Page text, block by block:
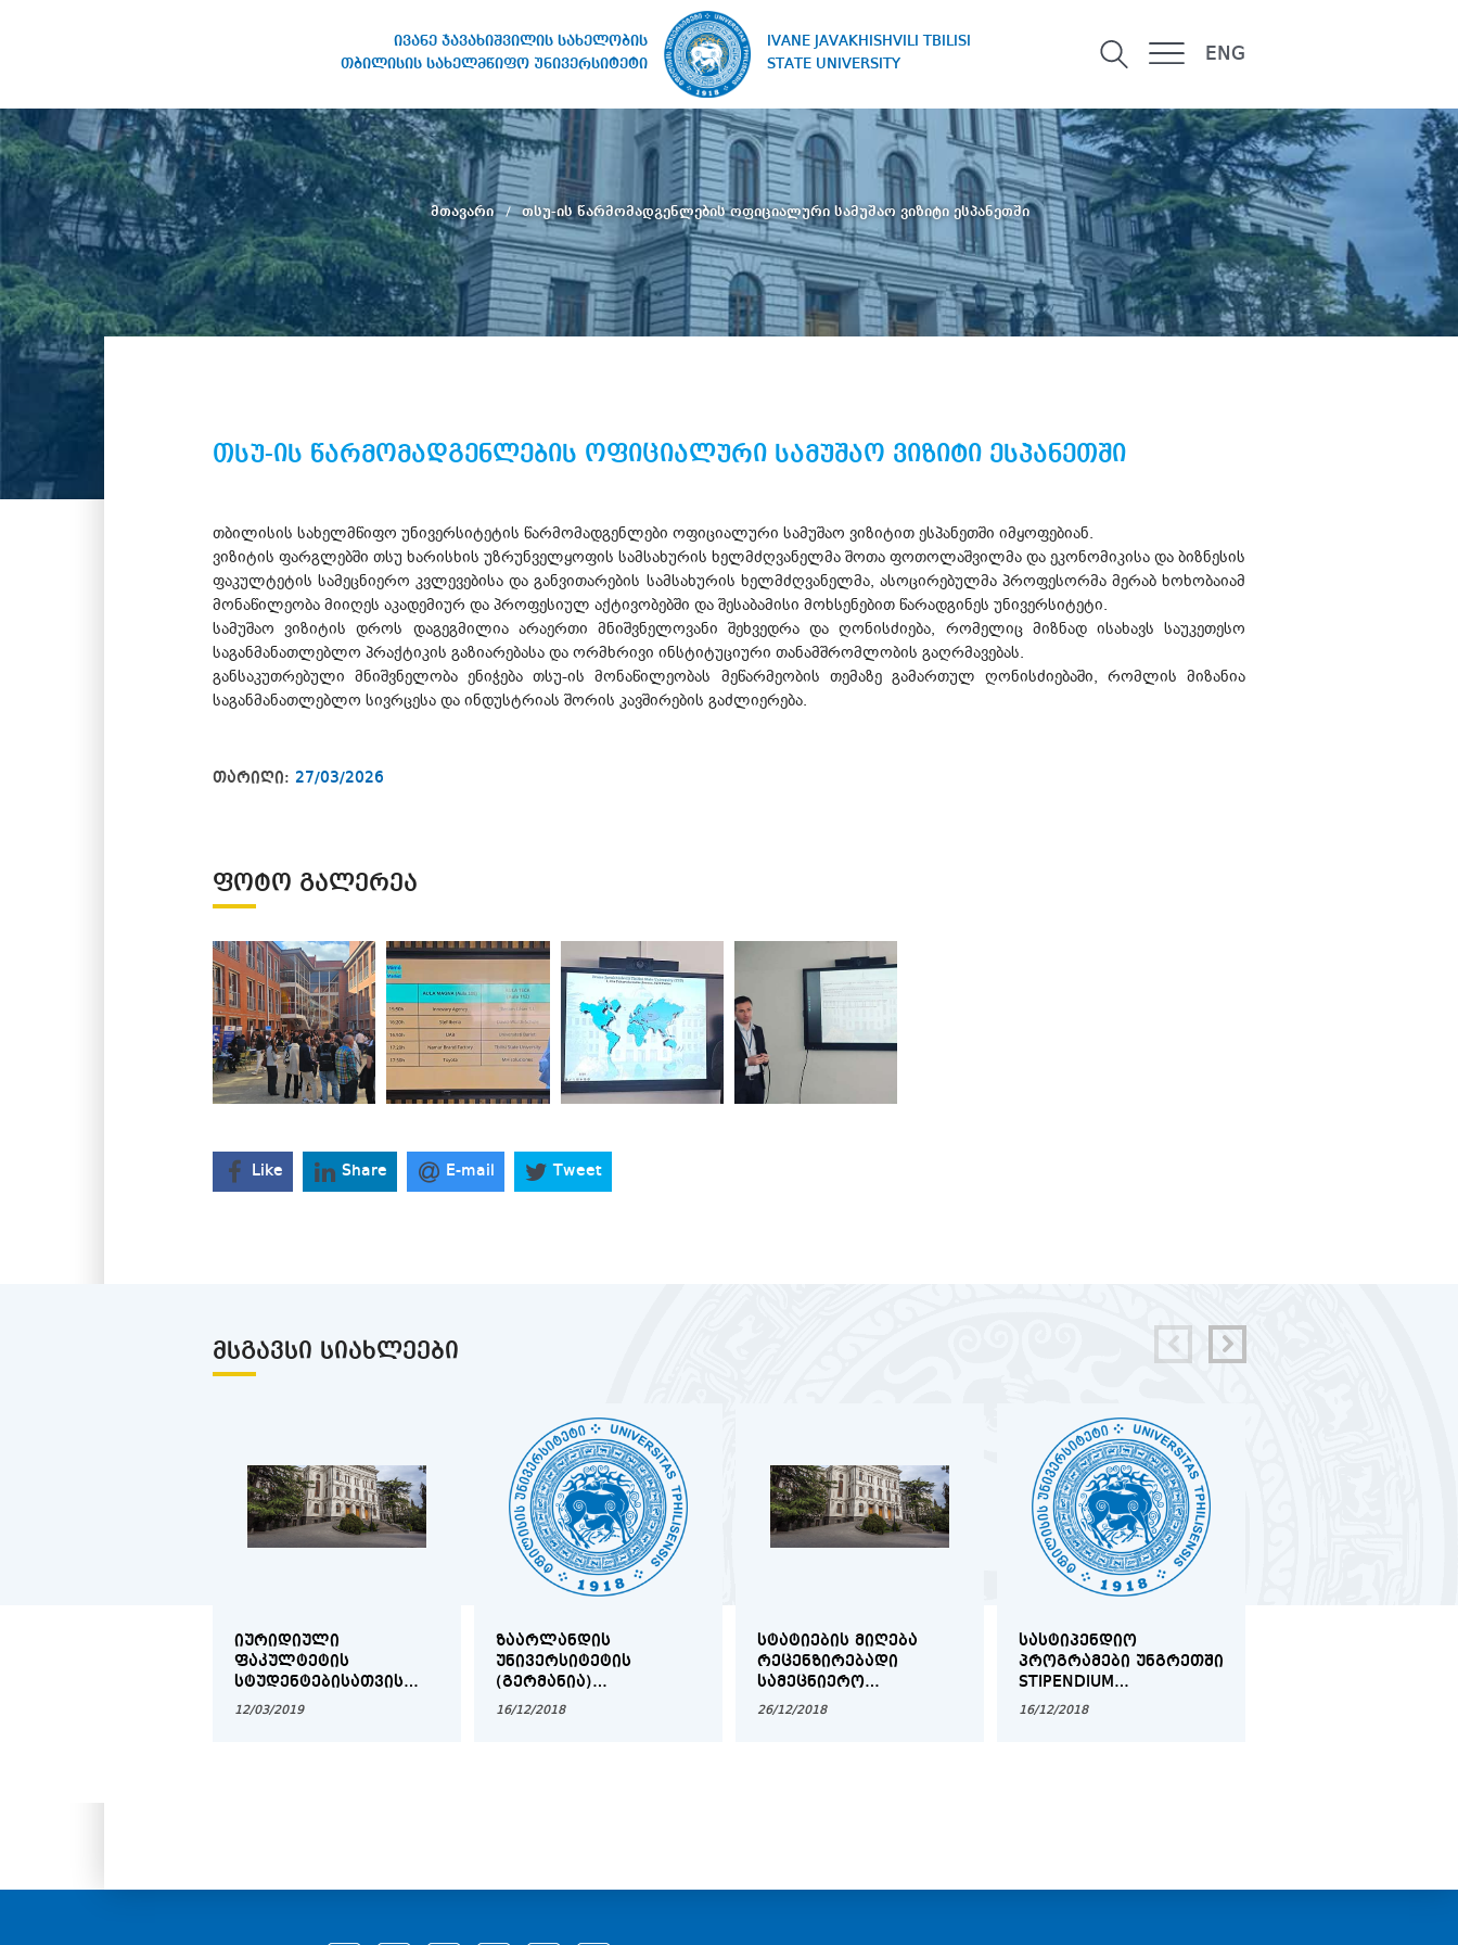
ივანე ჯავახიშვილის სახელობის
თბილისის სახელმწიფო უნივერსიტეტი
IVANE JAVAKHISHVILI TBILISI
STATE UNIVERSITY
ENG
სახელობის თბილისის
სახელმწიფო უნივერსიტეტი
მთავარი თსუ-ის წარმომადგენლების ოფიციალური სამუშაო ვიზიტი ესპანეთში
თსუ-ის წარმომადგენლების ოფიციალური სამუშაო ვიზიტი ესპანეთში
თბილისის სახელმწიფო უნივერსიტეტის წარმომადგენლები ოფიციალური სამუშაო ვიზიტით ესპანეთში იმყოფებიან.
ვიზიტის ფარგლებში თსუ ხარისხის უზრუნველყოფის სამსახურის ხელმძღვანელმა შოთა ფოთოლაშვილმა და ეკონომიკისა და ბიზნესის
ფაკულტეტის სამეცნიერო კვლევებისა და განვითარების სამსახურის ხელმძღვანელმა, ასოცირებულმა პროფესორმა მერაბ ხოხობაიამ
მონაწილეობა მიიღეს აკადემიურ და პროფესიულ აქტივობებში და შესაბამისი მოხსენებით წარადგინეს უნივერსიტეტი.
სამუშაო ვიზიტის დროს დაგეგმილია არაერთი მნიშვნელოვანი შეხვედრა და ღონისძიება, რომელიც მიზნად ისახავს საუკეთესო
საგანმანათლებლო პრაქტიკის გაზიარებასა და ორმხრივი ინსტიტუციური თანამშრომლობის გაღრმავებას.
განსაკუთრებული მნიშვნელობა ენიჭება თსუ-ის მონაწილეობას მეწარმეობის თემაზე გამართულ ღონისძიებაში, რომლის მიზანია
საგანმანათლებლო სივრცესა და ინდუსტრიას შორის კავშირების გაძლიერება.
თარიღი: 27/03/2026
ᲤᲝᲢᲝ ᲒᲐᲚᲔᲠᲔᲐ
Like Share E-mail Tweet
ᲛᲡᲒᲐᲕᲡᲘ ᲡᲘᲐᲮᲚᲔᲔᲑᲘ
ᲘᲣᲠᲘᲓᲘᲣᲚᲘ
ᲤᲐᲙᲣᲚᲢᲔᲢᲘᲡ
ᲡᲢᲣᲓᲔᲜᲢᲔᲑᲘᲡᲐᲗᲕᲘᲡ
2018-2019 ᲡᲐᲡᲬᲐᲕᲚᲝ
12/03/2019
ᲖᲐᲐᲠᲚᲐᲜᲓᲘᲡ
ᲣᲜᲘᲕᲔᲠᲡᲘᲢᲔᲢᲘᲡ
(ᲒᲔᲠᲛᲐᲜᲘᲐ)
ᲡᲢᲘᲞᲔᲜᲓᲘᲔᲑᲘ ᲗᲡᲣ
16/12/2018
ᲡᲢᲐᲢᲘᲔᲑᲘᲡ ᲛᲘᲦᲔᲑᲐ
ᲠᲔᲪᲔᲜᲖᲘᲠᲔᲑᲐᲓᲘ
ᲡᲐᲛᲔᲪᲜᲘᲔᲠᲝ
ᲟᲣᲠᲜᲐᲚᲘᲡᲐᲗᲕᲘᲡ
26/12/2018
ᲡᲐᲡᲢᲘᲞᲔᲜᲓᲘᲝ
ᲞᲠᲝᲒᲠᲐᲛᲔᲑᲘ ᲣᲜᲒᲠᲔᲗᲨᲘ
STIPENDIUM
HUNGARICUM
16/12/2018